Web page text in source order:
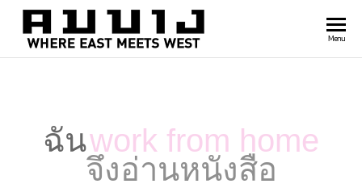
east
Menu
ฉันwork from home
จึงอ่านหนังสือ